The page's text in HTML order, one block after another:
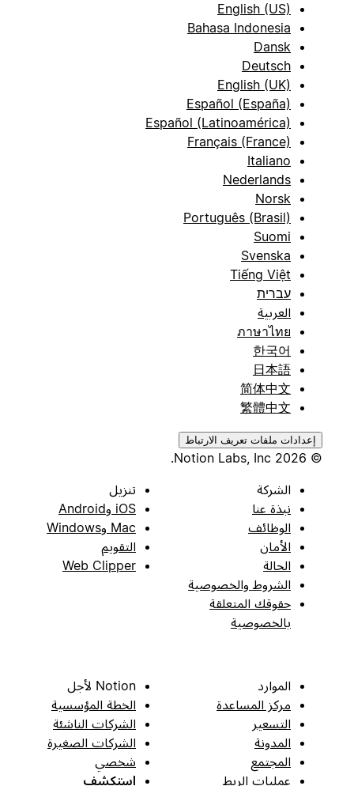
English (US)
Bahasa Indonesia
Dansk
Deutsch
English (UK)
Español (España)
Español (Latinoamérica)
Français (France)
Italiano
Nederlands
Norsk
Português (Brasil)
Suomi
Svenska
Tiếng Việt
עברית
العربية
ภาษาไทย
한국어
日本語
简体中文
繁體中文
إعدادات ملفات تعريف الارتباط
© 2026 Notion Labs, Inc.
الشركة
نبذة عنا
الوظائف
الأمان
الحالة
الشروط والخصوصية
حقوقك المتعلقة
بالخصوصية
تنزيل
iOS وAndroid
Mac وWindows
التقويم
Web Clipper
الموارد
مركز المساعدة
التسعير
المدونة
المجتمع
عمليات الربط
Notion لأجل
الخطة المؤسسية
الشركات الناشئة
الشركات الصغيرة
شخصي
استكشف